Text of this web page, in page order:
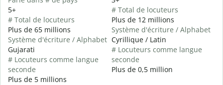
5+
# Total de locuteurs
Plus de 65 millions
Système d'écriture / Alphabet
Gujarati
# Locuteurs comme langue
seconde
Plus de 5 millions
# Total de locuteurs
Plus de 12 millions
Système d'écriture / Alphabet
Cyrillique / Latin
# Locuteurs comme langue
seconde
Plus de 0,5 million